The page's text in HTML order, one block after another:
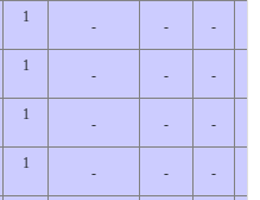
1
- - -
1
- - -
1
- - -
1
- - -